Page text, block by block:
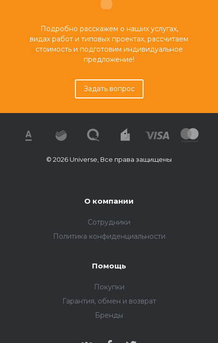
Подробно расскажем о наших услугах,
видах работ и типовых проектах, рассчитаем
стоимость и подготовим индивидуальное
предложение!
Задать вопрос
© 2026 Universe, Все права защищены
О компании
Сотрудники
Политика конфиденциальности
Помощь
Покупки
Гарантия, обмен и возврат
Бренды